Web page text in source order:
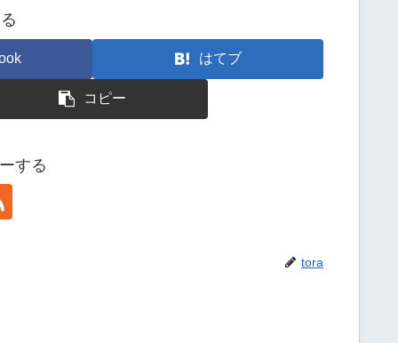
はてブ
コピー
する
tora